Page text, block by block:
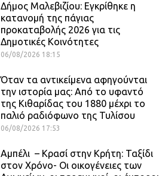
Δήμος Μαλεβιζίου: Εγκρίθηκε η
κατανομή της πάγιας
προκαταβολής 2026 για τις
Δημοτικές Κοινότητες
06/08/2026 18:15
Όταν τα αντικείμενα αφηγούνται
την ιστορία μας: Από το υφαντό
της Κιθαρίδας του 1880 μέχρι το
παλιό ραδιόφωνο της Τυλίσου
06/08/2026 17:53
Αμπέλι – Κρασί στην Κρήτη: Ταξίδι
στον Χρόνο- Οι οικογένειες των